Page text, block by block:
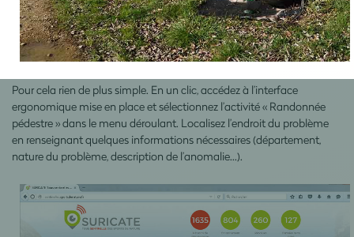
Pour cela rien de plus simple. En un clic, accédez à l’interface
ergonomique mise en place et sélectionnez l’activité « Randonnée
pédestre » dans le menu déroulant. Localisez l’endroit du problème
en renseignant quelques informations nécessaires (département,
nature du problème, description de l’anomalie…).